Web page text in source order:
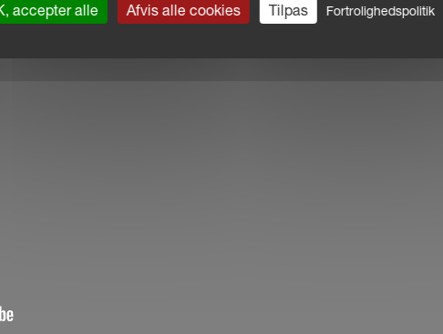
accepter alle Afvis alle cookies Tilpas Fortrolighedspolitik